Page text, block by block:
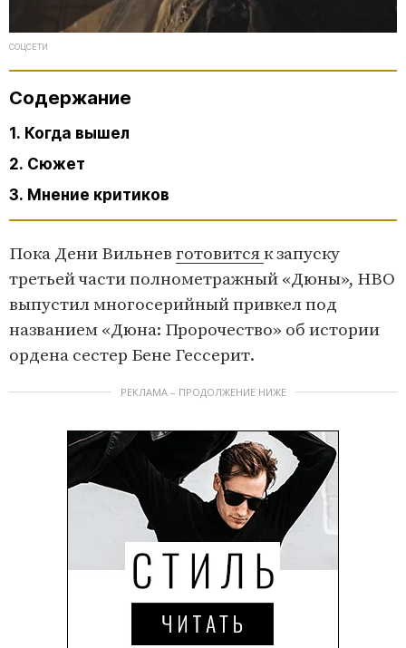
СОЦСЕТИ
Содержание
1. Когда вышел
2. Сюжет
3. Мнение критиков
Пока Дени Вильнев готовитсяк запуску
третьей части полнометражный «Дюны», HBO
выпустил многосерийный привкел под
названием «Дюна: Пророчество» об истории
ордена сестер Бене Гессерит.
РЕКЛАМА – ПРОДОЛЖЕНИЕ НИЖЕ